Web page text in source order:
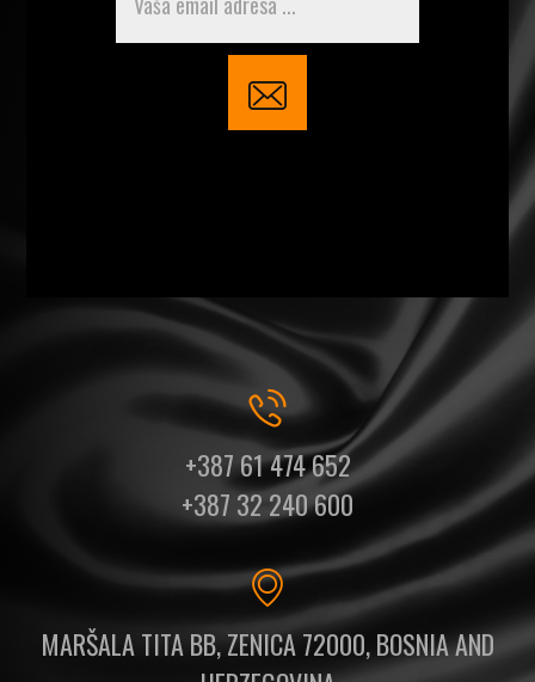
+387 61 474 652
+387 32 240 600
MARŠALA TITA BB, ZENICA 72000, BOSNIA AND